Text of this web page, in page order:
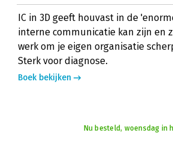
IC in 3D geeft houvast in de
interne communicatie kan zijn en
werk om je eigen organisatie
Sterk voor diagnose.
Boek bekijken
Nu besteld, woensdag in